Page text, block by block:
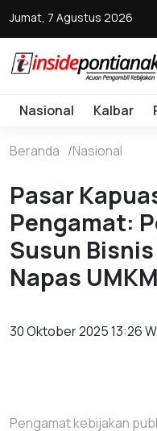
Jumat, 7 Agustus 2026
Nasional Kalbar
Beranda Nasional
Pasar
Pengamat:
Susun
Napas UMKM
30 Oktober 2025 13:26
Pengamat kebijakan